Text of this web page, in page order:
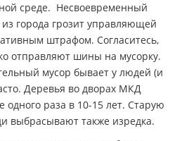
среде. Несвоевременный
города грозит управляющей
штрафом. Согласитесь,
отправляют шины на мусорку.
мусор бывает у людей (и
Деревья во дворах МКД
одного раза в 10-15 лет. Старую
выбрасывают также изредка.